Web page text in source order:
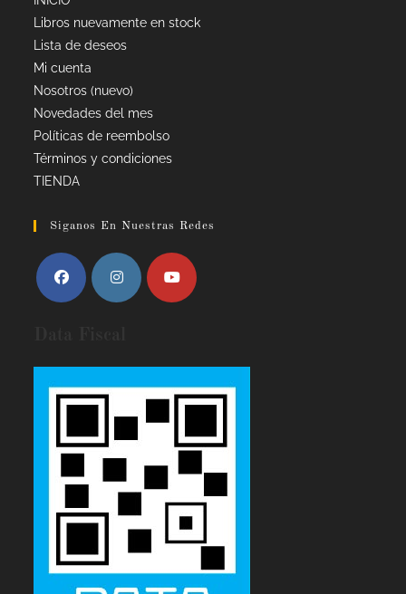
Libros nuevamente en stock
Lista de deseos
Mi cuenta
Nosotros (nuevo)
Novedades del mes
Políticas de reembolso
Términos y condiciones
TIENDA
Siganos En Nuestras Redes